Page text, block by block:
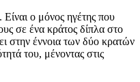
Είναι ο μόνος ηγέτης που
σε ένα κράτος δίπλα στο
στην έννοια των δύο κρατών
του, μένοντας στις